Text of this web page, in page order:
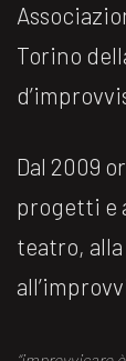
Torino
Dal 2009
progetti e
teatro,